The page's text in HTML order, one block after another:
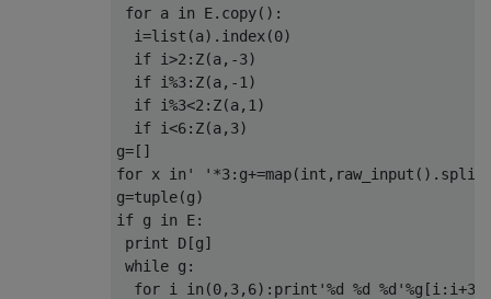
for a in E.copy():
  i=list(a).index(0)
  if i>2:Z(a,-3)
  if i%3:Z(a,-1)
  if i%3<2:Z(a,1)
  if i<6:Z(a,3)
g=[]
for x in'
g=tuple(g)
if g in E:
print D[g]
while g:
  for i in(0,3,6):print'%d %d %d'%g[i:i+3]